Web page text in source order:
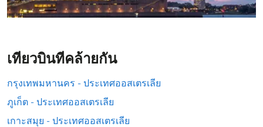
เที่ยวบินที่คล้ายกัน
กรุงเทพมหานคร - ประเทศออสเตรเลีย
ภูเก็ต - ประเทศออสเตรเลีย
เกาะสมุย - ประเทศออสเตรเลีย